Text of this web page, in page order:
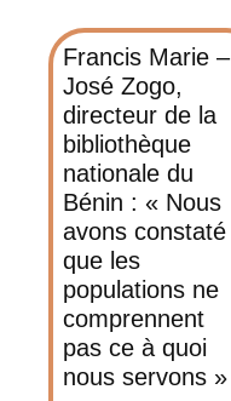
Francis Marie –
José Zogo,
directeur de la
bibliothèque
nationale du
Bénin : « Nous
avons constaté
que les
populations ne
comprennent
pas ce à quoi
nous servons »